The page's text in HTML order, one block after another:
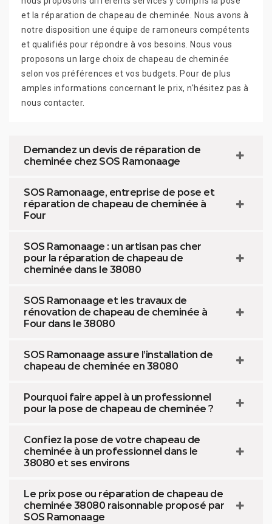
et la réparation de chapeau de cheminée. Nous avons à
notre disposition une équipe de ramoneurs compétents
et qualifiés pour répondre à vos besoins. Nous vous
proposons un large choix de chapeau de cheminée
selon vos préférences et vos budgets. Pour de plus
amples informations concernant le prix, n'hésitez pas à
nous contacter.
Demandez un devis de réparation de
cheminée chez SOS Ramonaage
SOS Ramonaage, entreprise de pose et
réparation de chapeau de cheminée à
Four
SOS Ramonaage : un artisan pas cher
pour la réparation de chapeau de
cheminée dans le 38080
SOS Ramonaage et les travaux de
rénovation de chapeau de cheminée à
Four dans le 38080
SOS Ramonaage assure l’installation de
chapeau de cheminée en 38080
Pourquoi faire appel à un professionnel
pour la pose de chapeau de cheminée ?
Confiez la pose de votre chapeau de
cheminée à un professionnel dans le
38080 et ses environs
Le prix pose ou réparation de chapeau de
cheminée 38080 raisonnable proposé par
SOS Ramonaage